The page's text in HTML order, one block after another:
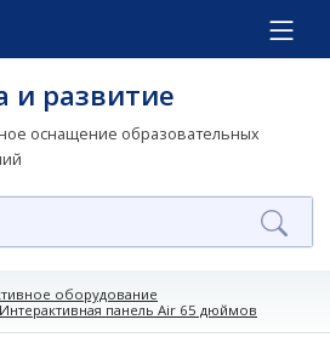
и развитие
оснащение образовательных
оборудование
Интерактивная панель Air 65 дюймов